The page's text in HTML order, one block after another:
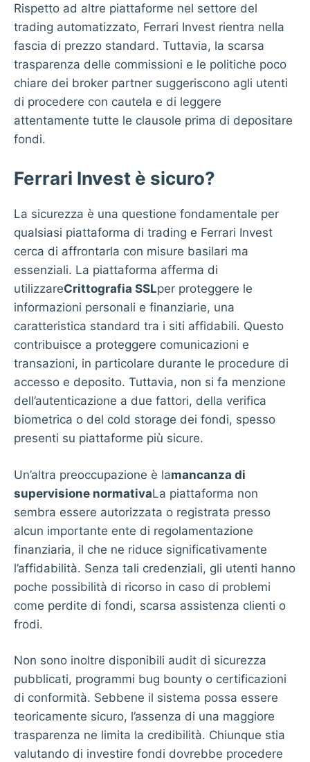
Rispetto ad altre piattaforme nel settore del
trading automatizzato, Ferrari Invest rientra nella
fascia di prezzo standard. Tuttavia, la scarsa
trasparenza delle commissioni e le politiche poco
chiare dei broker partner suggeriscono agli utenti
di procedere con cautela e di leggere
attentamente tutte le clausole prima di depositare
fondi.
Ferrari Invest è sicuro?
La sicurezza è una questione fondamentale per
qualsiasi piattaforma di trading e Ferrari Invest
cerca di affrontarla con misure basilari ma
essenziali. La piattaforma afferma di
utilizzareCrittografia SSLper proteggere le
informazioni personali e finanziarie, una
caratteristica standard tra i siti affidabili. Questo
contribuisce a proteggere comunicazioni e
transazioni, in particolare durante le procedure di
accesso e deposito. Tuttavia, non si fa menzione
dell’autenticazione a due fattori, della verifica
biometrica o del cold storage dei fondi, spesso
presenti su piattaforme più sicure.
Un’altra preoccupazione è lamancanza di
supervisione normativaLa piattaforma non
sembra essere autorizzata o registrata presso
alcun importante ente di regolamentazione
finanziaria, il che ne riduce significativamente
l’affidabilità. Senza tali credenziali, gli utenti hanno
poche possibilità di ricorso in caso di problemi
come perdite di fondi, scarsa assistenza clienti o
frodi.
Non sono inoltre disponibili audit di sicurezza
pubblicati, programmi bug bounty o certificazioni
di conformità. Sebbene il sistema possa essere
teoricamente sicuro, l’assenza di una maggiore
trasparenza ne limita la credibilità. Chiunque stia
valutando di investire fondi dovrebbe procedere